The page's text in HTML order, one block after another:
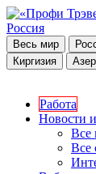
Россия
Весь мир
Киргизия
Работа
Новости
Все
Все